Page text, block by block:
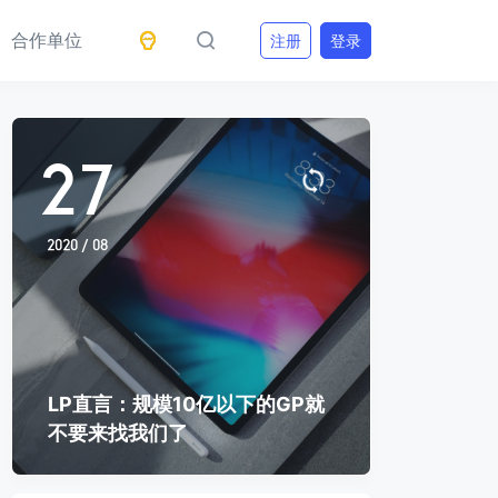
合作单位 注册 登录
LP直言：规模10亿以下的GP就
不要来找我们了
27
2020 / 08